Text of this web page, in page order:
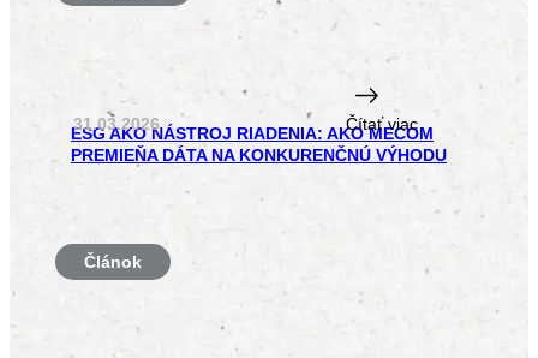
ESG AKO NÁSTROJ RIADENIA: AKO MECOM
PREMIEŇA DÁTA NA KONKURENČNÚ VÝHODU
31.03.2026 Čítať viac
Článok